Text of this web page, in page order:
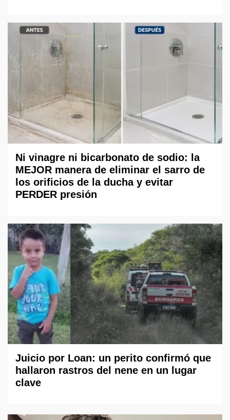
Ni vinagre ni bicarbonato de sodio: la
MEJOR manera de eliminar el sarro de
los orificios de la ducha y evitar
PERDER presión
Juicio por Loan: un perito confirmó que
hallaron rastros del nene en un lugar
clave